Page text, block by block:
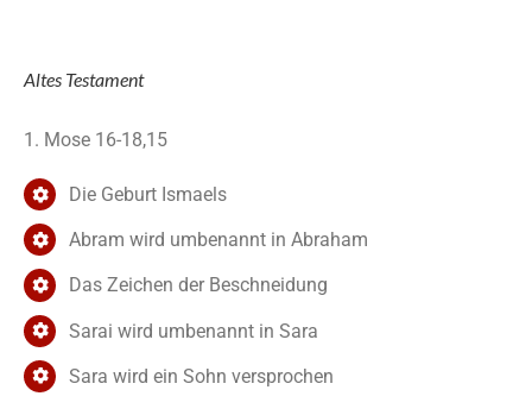
Altes Testament
1. Mose 16-18,15
Die Geburt Ismaels
Abram wird umbenannt in Abraham
Das Zeichen der Beschneidung
Sarai wird umbenannt in Sara
Sara wird ein Sohn versprochen